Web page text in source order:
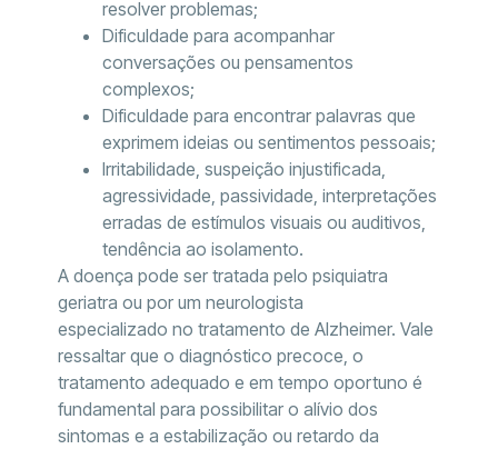
resolver problemas;
Dificuldade para acompanhar
conversações ou pensamentos
complexos;
Dificuldade para encontrar palavras que
exprimem ideias ou sentimentos pessoais;
Irritabilidade, suspeição injustificada,
agressividade, passividade, interpretações
erradas de estímulos visuais ou auditivos,
tendência ao isolamento.
A doença pode ser tratada pelo psiquiatra
geriatra ou por um neurologista
especializado no tratamento de Alzheimer. Vale
ressaltar que o diagnóstico precoce, o
tratamento adequado e em tempo oportuno é
fundamental para possibilitar o alívio dos
sintomas e a estabilização ou retardo da